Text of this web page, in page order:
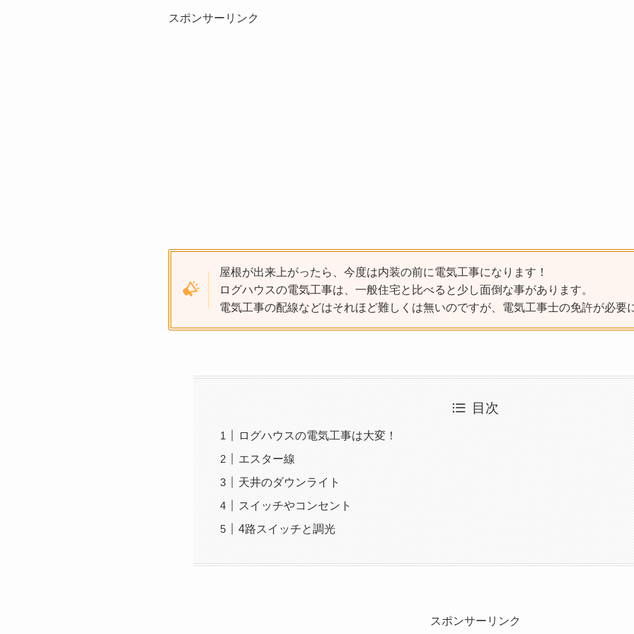
スポンサーリンク
屋根が出来上がったら、今度は内装の前に電気工事になります！
ログハウスの電気工事は、一般住宅と比べると少し面倒な事があります。
電気工事の配線などはそれほど難しくは無いのですが、電気工事士の免許が必要
目次
ログハウスの電気工事は大変！
エスター線
天井のダウンライト
スイッチやコンセント
4路スイッチと調光
スポンサーリンク